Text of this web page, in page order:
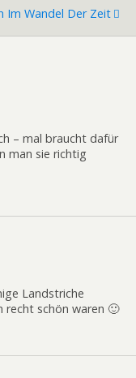
Im Wandel Der Zeit
– mal braucht dafür
man sie richtig
Landstriche
recht schön waren 🙂